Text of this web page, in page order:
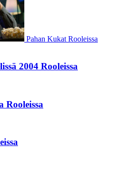
Pahan Kukat Rooleissa
2004 Rooleissa
Rooleissa